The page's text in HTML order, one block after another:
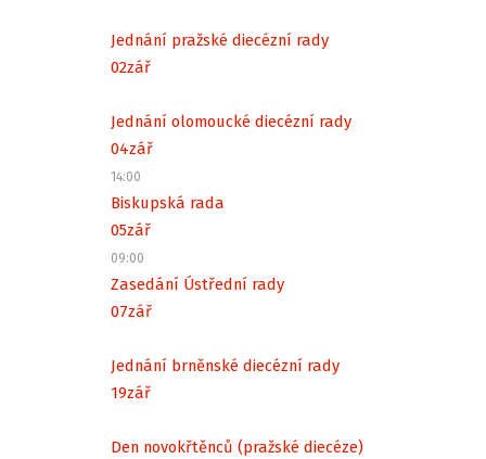
Jednání pražské diecézní rady
02zář
Jednání olomoucké diecézní rady
04zář
14:00
Biskupská rada
05zář
09:00
Zasedání Ústřední rady
07zář
Jednání brněnské diecézní rady
19zář
Den novokřtěnců (pražské diecéze)